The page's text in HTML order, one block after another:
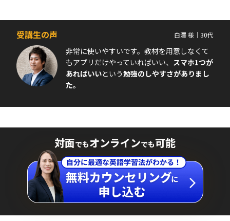
受講生の声 白澤 様｜30代
非常に使いやすいです。教材を用意しなくて
もアプリだけやっていればいい、 スマホ1つが
あればいいという勉強のしやすさがありまし
た。
対面でもオンラインでも可能